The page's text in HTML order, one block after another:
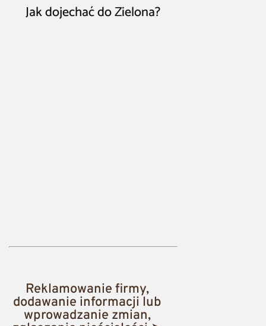
Jak dojechać do Zielona?
Reklamowanie firmy,
dodawanie informacji lub
wprowadzanie zmian,